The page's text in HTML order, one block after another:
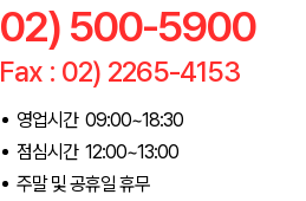
02) 500-5900
Fax : 02) 2265-4153
영업시간 09:00~18:30
점심시간 12:00~13:00
주말 및 공휴일 휴무